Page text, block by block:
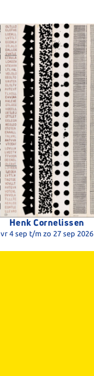
Henk Cornelissen
vr 4 sep t/m zo 27 sep 2026